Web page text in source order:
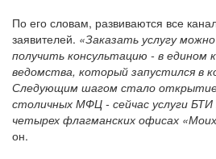
По его словам, развиваются все
заявителей. «Заказать услугу
получить консультацию - в
ведомства, который запустился в
Следующим шагом стало
столичных МФЦ - сейчас услуги
четырех флагманских офисах
он.